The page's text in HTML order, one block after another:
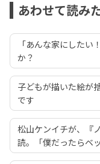
あわせて読み
「あんな家にしたい
か？
子どもが描いた絵が
です
松山ケンイチが、『
読。「僕だったらベ